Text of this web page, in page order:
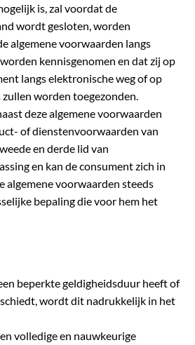
is, zal voordat de
wordt gesloten, worden
algemene voorwaarden langs
kennisgenomen en dat zij op
langs elektronische weg of op
worden toegezonden.
deze algemene voorwaarden
of dienstenvoorwaarden van
en derde lid van
en kan de consument zich in
algemene voorwaarden steeds
bepaling die voor hem het
beperkte geldigheidsduur heeft of
wordt dit nadrukkelijk in het
volledige en nauwkeurige